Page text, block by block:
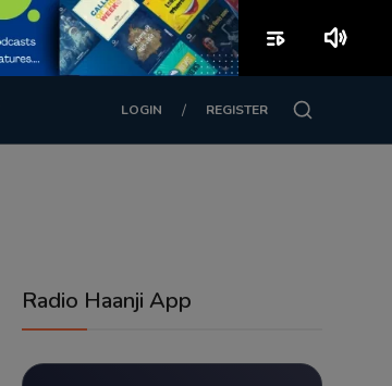
LOGIN / REGISTER
Radio Haanji App
playlist_play volume_up